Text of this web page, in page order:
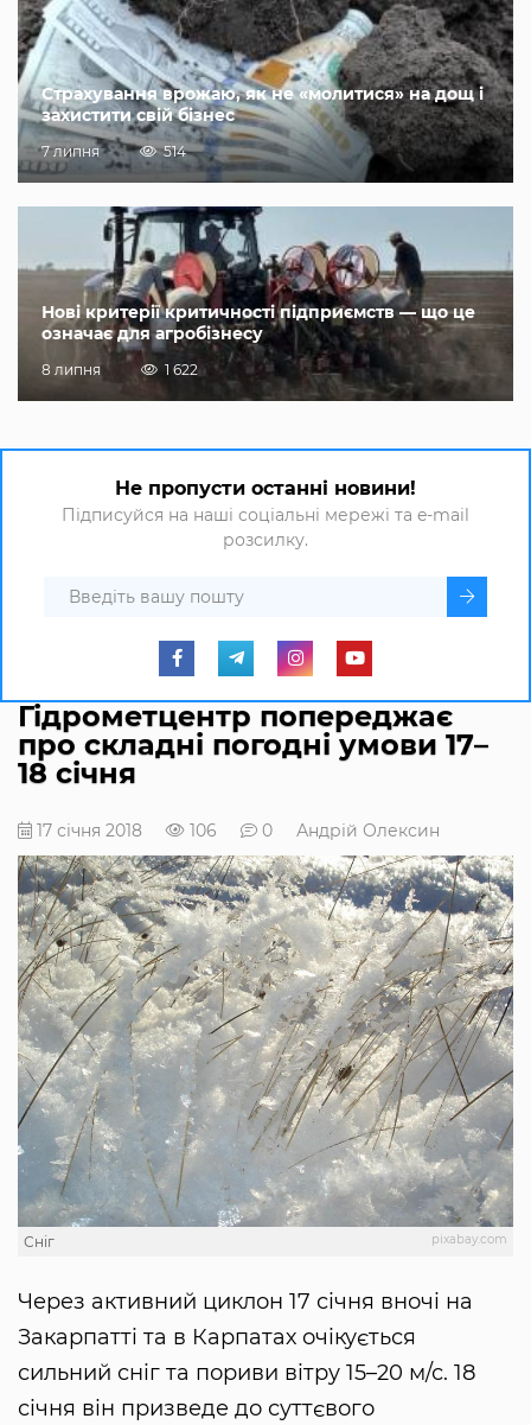
Страхування врожаю, як не «молитися» на дощ і
захистити свій бізнес
7 липня 514
Нові критерії критичності підприємств — що це
означає для агробізнесу
8 липня 1 622
Не пропусти останні новини!
Підписуйся на наші соціальні мережі та e-mail
розсилку.
Гідрометцентр попереджає
про складні погодні умови 17–
18 січня
17 січня 2018 106 0 Андрій Олексин
pixabay.com
Сніг
Через активний циклон 17 січня вночі на
Закарпатті та в Карпатах очікується
сильний сніг та пориви вітру 15–20 м/с. 18
січня він призведе до суттєвого